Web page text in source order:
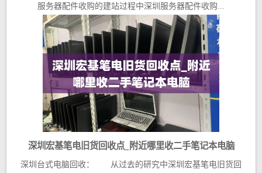
服务器配件收购的建站过程中深圳服务器配件收购...
深圳宏基笔电旧货回收点_附近哪里收二手笔记本电脑
深圳台式电脑回收： 从过去的研究中深圳宏基笔电旧货回